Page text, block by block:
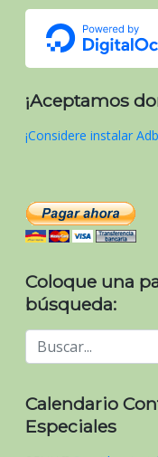
¡Aceptamos
¡Considere instalar
Coloque una
búsqueda:
Calendario
Especiales